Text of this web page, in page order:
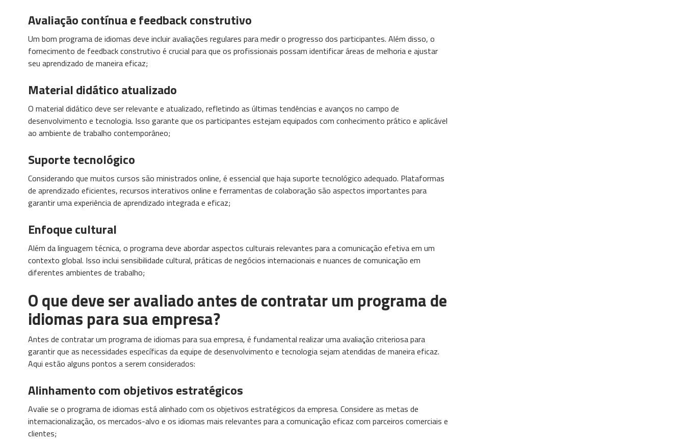
Avaliação contínua e feedback construtivo
Um bom programa de idiomas deve incluir avaliações regulares para medir o progresso dos participantes. Além disso, o
fornecimento de feedback construtivo é crucial para que os profissionais possam identificar áreas de melhoria e ajustar
seu aprendizado de maneira eficaz;
Material didático atualizado
O material didático deve ser relevante e atualizado, refletindo as últimas tendências e avanços no campo de
desenvolvimento e tecnologia. Isso garante que os participantes estejam equipados com conhecimento prático e aplicável
ao ambiente de trabalho contemporâneo;
Suporte tecnológico
Considerando que muitos cursos são ministrados online, é essencial que haja suporte tecnológico adequado. Plataformas
de aprendizado eficientes, recursos interativos online e ferramentas de colaboração são aspectos importantes para
garantir uma experiência de aprendizado integrada e eficaz;
Enfoque cultural
Além da linguagem técnica, o programa deve abordar aspectos culturais relevantes para a comunicação efetiva em um
contexto global. Isso inclui sensibilidade cultural, práticas de negócios internacionais e nuances de comunicação em
diferentes ambientes de trabalho;
O que deve ser avaliado antes de contratar um programa de
idiomas para sua empresa?
Antes de contratar um programa de idiomas para sua empresa, é fundamental realizar uma avaliação criteriosa para
garantir que as necessidades específicas da equipe de desenvolvimento e tecnologia sejam atendidas de maneira eficaz.
Aqui estão alguns pontos a serem considerados:
Alinhamento com objetivos estratégicos
Avalie se o programa de idiomas está alinhado com os objetivos estratégicos da empresa. Considere as metas de
internacionalização, os mercados-alvo e os idiomas mais relevantes para a comunicação eficaz com parceiros comerciais e
clientes;